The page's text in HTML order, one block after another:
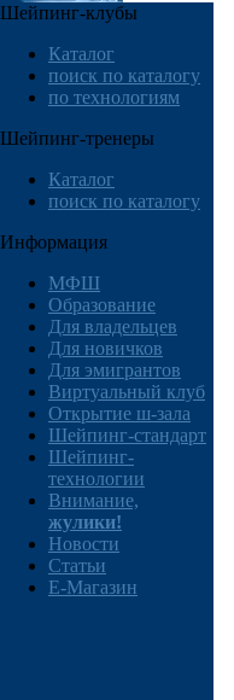
Шейпинг-клубы
Каталог
поиск по каталогу
по технологиям
Шейпинг-тренеры
Каталог
поиск по каталогу
Информация
МФШ
Образование
Для владельцев
Для новичков
Для эмигрантов
Виртуальный клуб
Открытие ш-зала
Шейпинг-стандарт
Шейпинг-
технологии
Внимание,
жулики!
Новости
Статьи
E-Магазин